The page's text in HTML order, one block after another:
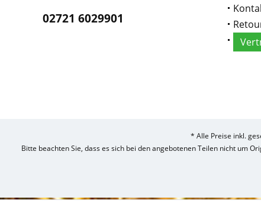
02721 6029901
* Alle Preise inkl.
Bitte beachten Sie, dass es sich bei den angebotenen Teilen nicht um
Treckerteile24